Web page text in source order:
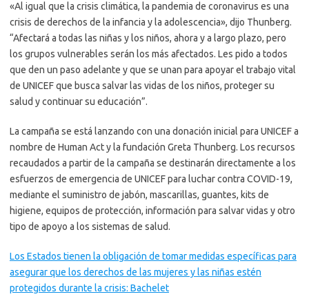
«Al igual que la crisis climática, la pandemia de coronavirus es una
crisis de derechos de la infancia y la adolescencia», dijo Thunberg.
“Afectará a todas las niñas y los niños, ahora y a largo plazo, pero
los grupos vulnerables serán los más afectados. Les pido a todos
que den un paso adelante y que se unan para apoyar el trabajo vital
de UNICEF que busca salvar las vidas de los niños, proteger su
salud y continuar su educación”.
La campaña se está lanzando con una donación inicial para UNICEF a
nombre de Human Act y la fundación Greta Thunberg. Los recursos
recaudados a partir de la campaña se destinarán directamente a los
esfuerzos de emergencia de UNICEF para luchar contra COVID-19,
mediante el suministro de jabón, mascarillas, guantes, kits de
higiene, equipos de protección, información para salvar vidas y otro
tipo de apoyo a los sistemas de salud.
Los Estados tienen la obligación de tomar medidas específicas para
asegurar que los derechos de las mujeres y las niñas estén
protegidos durante la crisis: Bachelet